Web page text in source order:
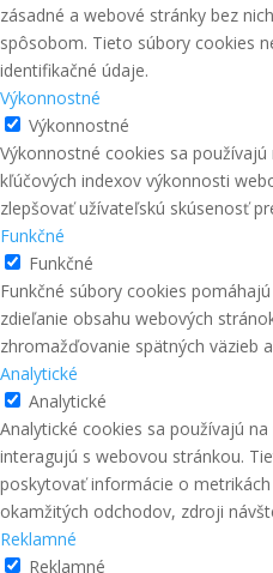
zásadné a webové stránky bez
spôsobom. Tieto súbory cookies
identifikačné údaje.
Výkonnostné
Výkonnostné
Výkonnostné cookies sa
kľúčových indexov výkonnosti
zlepšovať užívateľskú skúsenosť
Funkčné
Funkčné
Funkčné súbory cookies
zdieľanie obsahu webových
zhromažďovanie spätných väzieb
Analytické
Analytické
Analytické cookies sa používajú
interagujú s webovou stránkou.
poskytovať informácie o
okamžitých odchodov, zdroji
Reklamné
Reklamné